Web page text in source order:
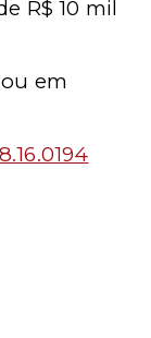
R$ 10 mil
em